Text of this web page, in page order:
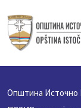
Општина Источно